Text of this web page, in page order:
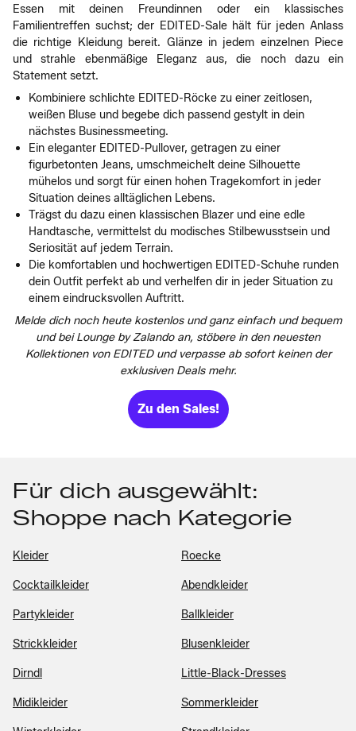
Essen mit deinen Freundinnen oder ein klassisches
Familientreffen suchst; der EDITED-Sale hält für jeden Anlass
die richtige Kleidung bereit. Glänze in jedem einzelnen Piece
und strahle ebenmäßige Eleganz aus, die noch dazu ein
Statement setzt.
Kombiniere schlichte EDITED-Röcke zu einer zeitlosen,
weißen Bluse und begebe dich passend gestylt in dein
nächstes Businessmeeting.
Ein eleganter EDITED-Pullover, getragen zu einer
figurbetonten Jeans, umschmeichelt deine Silhouette
mühelos und sorgt für einen hohen Tragekomfort in jeder
Situation deines alltäglichen Lebens.
Trägst du dazu einen klassischen Blazer und eine edle
Handtasche, vermittelst du modisches Stilbewusstsein und
Seriosität auf jedem Terrain.
Die komfortablen und hochwertigen EDITED-Schuhe runden
dein Outfit perfekt ab und verhelfen dir in jeder Situation zu
einem eindrucksvollen Auftritt.
Melde dich noch heute kostenlos und ganz einfach und bequem
und bei Lounge by Zalando an, stöbere in den neuesten
Kollektionen von EDITED und verpasse ab sofort keinen der
exklusiven Deals mehr.
Zu den Sales!
Für dich ausgewählt:
Shoppe nach Kategorie
Kleider Roecke
Cocktailkleider Abendkleider
Partykleider Ballkleider
Strickkleider Blusenkleider
Dirndl Little-Black-Dresses
Midikleider Sommerkleider